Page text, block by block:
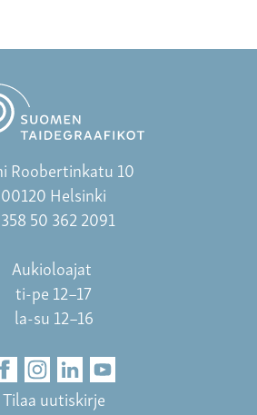
Roobertinkatu 10
00120 Helsinki
50 362 2091
Aukioloajat
ti-pe 12–17
la-su 12–16
Tilaa uutiskirje